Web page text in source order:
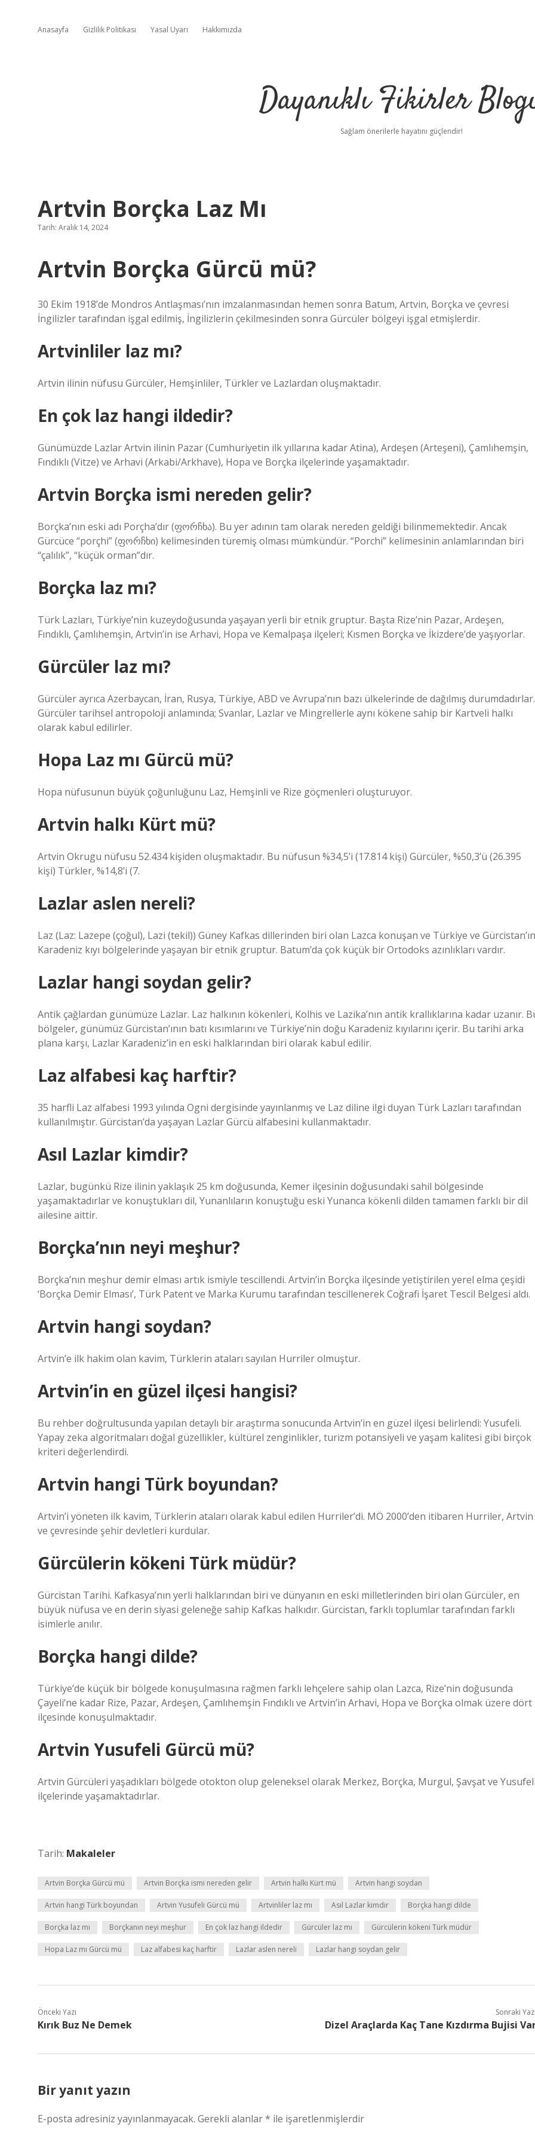
Anasayfa Gizlilik Politikası Yasal Uyarı Hakkımızda
Dayanıklı Fikirler
Sağlam önerilerle hayatını güçlendir!
Artvin Borçka Laz Mı
Tarih: Aralık 14, 2024
Artvin Borçka Gürcü mü?
30 Ekim 1918’de Mondros Antlaşması’nın imzalanmasından hemen sonra Batum, Artvin, Borçka ve çevresi
İngilizler tarafından işgal edilmiş, İngilizlerin çekilmesinden sonra Gürcüler bölgeyi işgal etmişlerdir.
Artvinliler laz mı?
Artvin ilinin nüfusu Gürcüler, Hemşinliler, Türkler ve Lazlardan oluşmaktadır.
En çok laz hangi ildedir?
Günümüzde Lazlar Artvin ilinin Pazar (Cumhuriyetin ilk yıllarına kadar Atina), Ardeşen (Arteşeni), Çamlıhemşin,
Fındıklı (Vitze) ve Arhavi (Arkabi/Arkhave), Hopa ve Borçka ilçelerinde yaşamaktadır.
Artvin Borçka ismi nereden gelir?
Borçka’nın eski adı Porçha’dır (ფორჩხა). Bu yer adının tam olarak nereden geldiği bilinmemektedir. Ancak
Gürcüce “porçhi” (ფორჩხი) kelimesinden türemiş olması mümkündür. “Porchi” kelimesinin anlamlarından biri
“çalılık”, “küçük orman”dır.
Borçka laz mı?
Türk Lazları, Türkiye’nin kuzeydoğusunda yaşayan yerli bir etnik gruptur. Başta Rize’nin Pazar, Ardeşen,
Fındıklı, Çamlıhemşin, Artvin’in ise Arhavi, Hopa ve Kemalpaşa ilçeleri; Kısmen Borçka ve İkizdere’de yaşıyorlar.
Gürcüler laz mı?
Gürcüler ayrıca Azerbaycan, İran, Rusya, Türkiye, ABD ve Avrupa’nın bazı ülkelerinde de dağılmış durumdadırlar.
Gürcüler tarihsel antropoloji anlamında; Svanlar, Lazlar ve Mingrellerle aynı kökene sahip bir Kartveli halkı
olarak kabul edilirler.
Hopa Laz mı Gürcü mü?
Hopa nüfusunun büyük çoğunluğunu Laz, Hemşinli ve Rize göçmenleri oluşturuyor.
Artvin halkı Kürt mü?
Artvin Okrugu nüfusu 52.434 kişiden oluşmaktadır. Bu nüfusun %34,5’i (17.814 kişi) Gürcüler, %50,3’ü (26.395
kişi) Türkler, %14,8’i (7.
Lazlar aslen nereli?
Laz (Laz: Lazepe (çoğul), Lazi (tekil)) Güney Kafkas dillerinden biri olan Lazca konuşan ve Türkiye ve Gürcistan’ın
Karadeniz kıyı bölgelerinde yaşayan bir etnik gruptur. Batum’da çok küçük bir Ortodoks azınlıkları vardır.
Lazlar hangi soydan gelir?
Antik çağlardan günümüze Lazlar. Laz halkının kökenleri, Kolhis ve Lazika’nın antik krallıklarına kadar uzanır.
bölgeler, günümüz Gürcistan’ının batı kısımlarını ve Türkiye’nin doğu Karadeniz kıyılarını içerir. Bu tarihi arka
plana karşı, Lazlar Karadeniz’in en eski halklarından biri olarak kabul edilir.
Laz alfabesi kaç harftir?
35 harfli Laz alfabesi 1993 yılında Ogni dergisinde yayınlanmış ve Laz diline ilgi duyan Türk Lazları tarafından
kullanılmıştır. Gürcistan’da yaşayan Lazlar Gürcü alfabesini kullanmaktadır.
Asıl Lazlar kimdir?
Lazlar, bugünkü Rize ilinin yaklaşık 25 km doğusunda, Kemer ilçesinin doğusundaki sahil bölgesinde
yaşamaktadırlar ve konuştukları dil, Yunanlıların konuştuğu eski Yunanca kökenli dilden tamamen farklı bir dil
ailesine aittir.
Borçka’nın neyi meşhur?
Borçka’nın meşhur demir elması artık ismiyle tescillendi. Artvin’in Borçka ilçesinde yetiştirilen yerel elma çeşidi
‘Borçka Demir Elması’, Türk Patent ve Marka Kurumu tarafından tescillenerek Coğrafi İşaret Tescil Belgesi aldı.
Artvin hangi soydan?
Artvin’e ilk hakim olan kavim, Türklerin ataları sayılan Hurriler olmuştur.
Artvin’in en güzel ilçesi hangisi?
Bu rehber doğrultusunda yapılan detaylı bir araştırma sonucunda Artvin’in en güzel ilçesi belirlendi: Yusufeli.
Yapay zeka algoritmaları doğal güzellikler, kültürel zenginlikler, turizm potansiyeli ve yaşam kalitesi gibi birçok
kriteri değerlendirdi.
Artvin hangi Türk boyundan?
Artvin’i yöneten ilk kavim, Türklerin ataları olarak kabul edilen Hurriler’di. MÖ 2000’den itibaren Hurriler, Artvin
ve çevresinde şehir devletleri kurdular.
Gürcülerin kökeni Türk müdür?
Gürcistan Tarihi. Kafkasya’nın yerli halklarından biri ve dünyanın en eski milletlerinden biri olan Gürcüler, en
büyük nüfusa ve en derin siyasi geleneğe sahip Kafkas halkıdır. Gürcistan, farklı toplumlar tarafından farklı
isimlerle anılır.
Borçka hangi dilde?
Türkiye’de küçük bir bölgede konuşulmasına rağmen farklı lehçelere sahip olan Lazca, Rize’nin doğusunda
Çayeli’ne kadar Rize, Pazar, Ardeşen, Çamlıhemşin Fındıklı ve Artvin’in Arhavi, Hopa ve Borçka olmak üzere dört
ilçesinde konuşulmaktadır.
Artvin Yusufeli Gürcü mü?
Artvin Gürcüleri yaşadıkları bölgede otokton olup geleneksel olarak Merkez, Borçka, Murgul, Şavşat ve Yusufeli
ilçelerinde yaşamaktadırlar.
Tarih: Makaleler
Artvin Borçka Gürcü mü Artvin Borçka ismi nereden gelir Artvin halkı Kürt mü Artvin hangi soydan
Artvin hangi Türk boyundan Artvin Yusufeli Gürcü mü Artvinliler laz mı Asıl Lazlar kimdir Borçka hangi dilde
Borçka laz mı Borçkanın neyi meşhur En çok laz hangi ildedir Gürcüler laz mı Gürcülerin kökeni Türk müdür
Hopa Laz mı Gürcü mü Laz alfabesi kaç harftir Lazlar aslen nereli Lazlar hangi soydan gelir
Önceki Yazı
Kırık Buz Ne Demek
Sonraki Yazı
Dizel Araçlarda Kaç Tane Kızdırma Bujisi
Bir yanıt yazın
E-posta adresiniz yayınlanmayacak. Gerekli alanlar* ile işaretlenmişlerdir